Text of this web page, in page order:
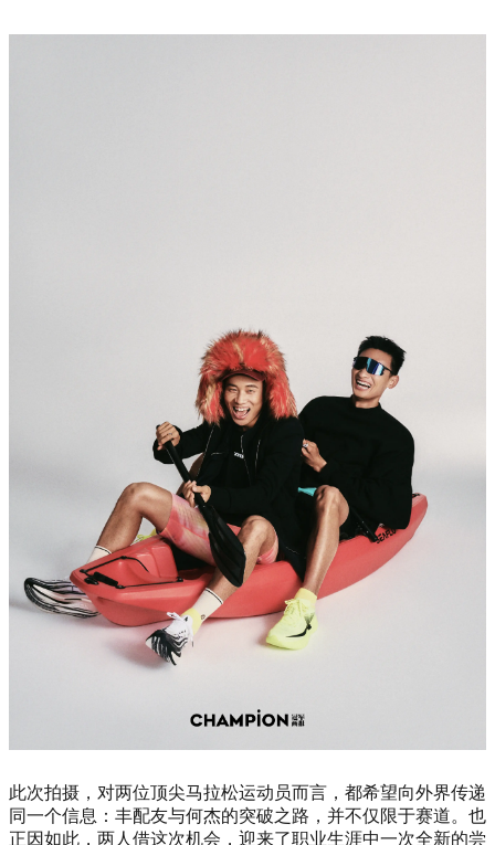
此次拍摄，对两位顶尖马拉松运动员而言，都希望向外界传递
同一个信息：丰配友与何杰的突破之路，并不仅限于赛道。也
正因如此，两人借这次机会，迎来了职业生涯中一次全新的尝